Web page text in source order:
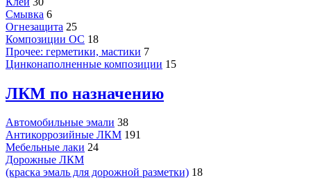
Смывка 6
Огнезащита 25
Композиции ОС 18
Прочее: герметики, мастики 7
Цинконаполненные композиции 15
ЛКМ по назначению
Автомобильные эмали 38
Антикоррозийные ЛКМ 191
Мебельные лаки 24
Дорожные ЛКМ
(краска эмаль для дорожной разметки) 18